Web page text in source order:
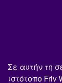
Σε αυτήν τη
ιστότοπο